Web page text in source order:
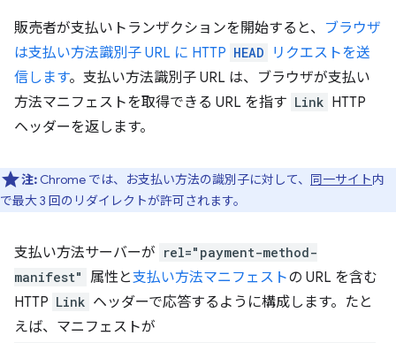
販売者が支払いトランザクションを開始すると、 ブラウザ
は支払い方法識別子 URL に HTTP HEAD
リクエストを送
信します。支払い方法識別子 URL は、ブラウザが支払い
方法マニフェストを取得できる URL を指す Link HTTP
ヘッダーを返します。
注: Chrome では、お支払い方法の識別子に対して、 同一サイト内
で最大 3 回のリダイレクトが許可されます。
支払い方法サーバーが rel="payment-method-
manifest" 属性と支払い方法マニフェストの URL を含む
HTTP Link ヘッダーで応答するように構成します。たと
えば、マニフェストが